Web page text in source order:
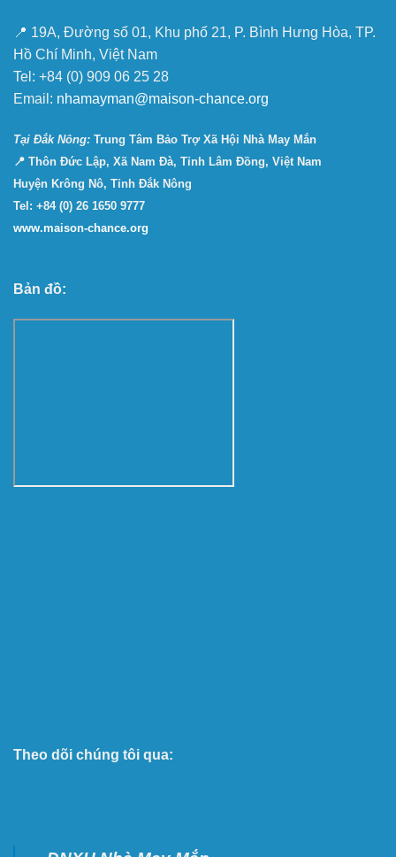
📍 19A, Đường số 01, Khu phố 21, P. Bình Hưng Hòa, TP.
Hồ Chí Minh, Việt Nam
Tel: +84 (0) 909 06 25 28
Email: nhamayman@maison-chance.org
Tại Ðắk Nông: Trung Tâm Bảo Trợ Xã Hội Nhà May Mắn
📍 Thôn Đức Lập, Xã Nam Đà, Tỉnh Lâm Đồng, Việt Nam
Huyện Krông Nô, Tỉnh Đắk Nông
Tel: +84 (0) 26 1650 9777
www.maison-chance.org
Bản đồ:
Theo dõi chúng tôi qua: